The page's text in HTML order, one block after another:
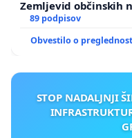
Zemljevid občinskih
89 podpisov
Obvestilo o
STOP NADALJNJI